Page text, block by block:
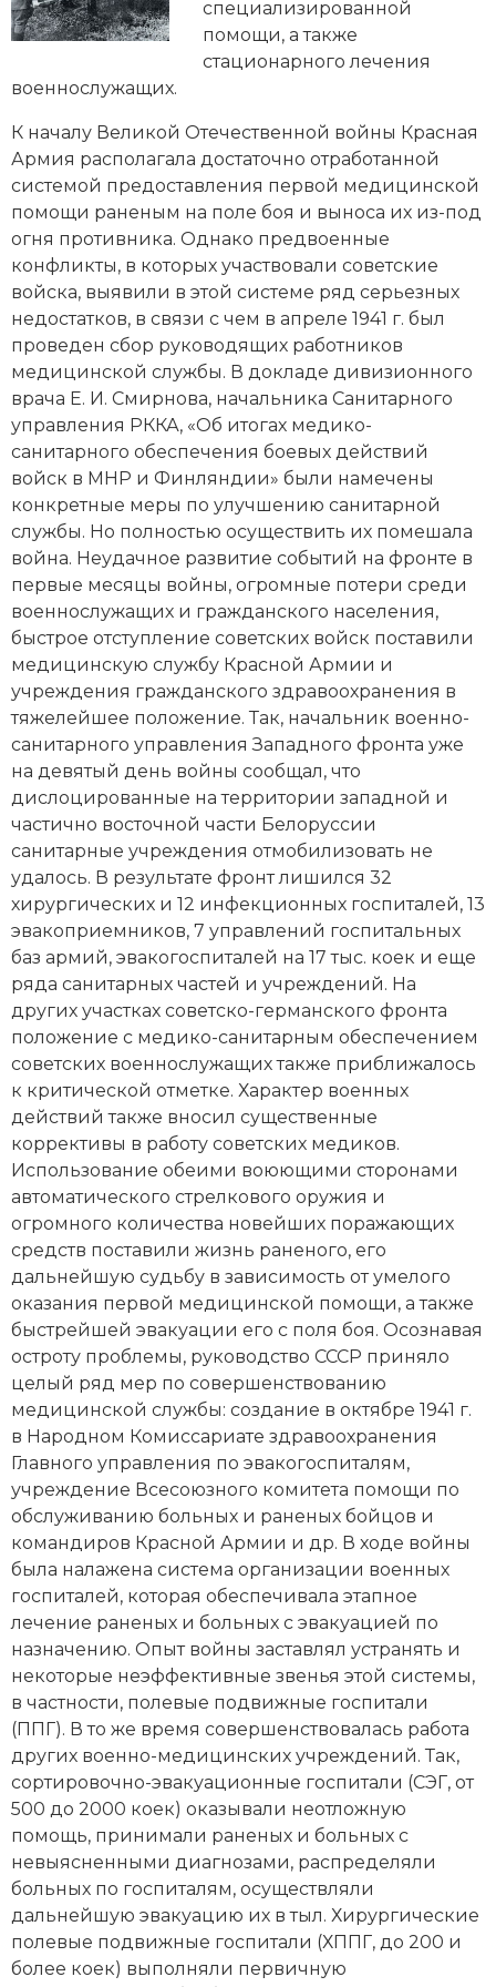
Генеалогия, геральдика
Государство и право
Империи
Историческая география и топонимика
История материальной и духовной культуры
История международных отношений
История, философия, теория и методология
исторического знания
Итория международных отношений
Латинская Америка
Новая история
Новейшая история
Нумизматика
Образование
Общественные объединения и организации
Политическая история
Революции и народные движения
Религия и церковь
Россия
Северная Америка
Социально-экономическая история
Специальные исторические дисциплины
СССР
Южная Америка
специализированной
помощи, а также
стационарного лечения
военнослужащих.
К началу Великой Отечественной войны Красная
Армия располагала достаточно отработанной
системой предоставления первой медицинской
помощи раненым на поле боя и выноса их из-под
огня противника. Однако предвоенные
конфликты, в которых участвовали советские
войска, выявили в этой системе ряд серьезных
недостатков, в связи с чем в апреле 1941 г. был
проведен сбор руководящих работников
медицинской службы. В докладе дивизионного
врача Е. И. Смирнова, начальника Санитарного
управления РККА, «Об итогах медико-
санитарного обеспечения боевых действий
войск в МНР и Финляндии» были намечены
конкретные меры по улучшению санитарной
службы. Но полностью осуществить их помешала
война. Неудачное развитие событий на фронте в
первые месяцы войны, огромные потери среди
военнослужащих и гражданского населения,
быстрое отступление советских войск поставили
медицинскую службу Красной Армии и
учреждения гражданского здравоохранения в
тяжелейшее положение. Так, начальник военно-
санитарного управления Западного фронта уже
на девятый день войны сообщал, что
дислоцированные на территории западной и
частично восточной части Белоруссии
санитарные учреждения отмобилизовать не
удалось. В результате фронт лишился 32
хирургических и 12 инфекционных госпиталей, 13
эвакоприемников, 7 управлений госпитальных
баз армий, эвакогоспиталей на 17 тыс. коек и еще
ряда санитарных частей и учреждений. На
других участках советско-германского фронта
положение с медико-санитарным обеспечением
советских военнослужащих также приближалось
к критической отметке. Характер военных
действий также вносил существенные
коррективы в работу советских медиков.
Использование обеими воюющими сторонами
автоматического стрелкового оружия и
огромного количества новейших поражающих
средств поставили жизнь раненого, его
дальнейшую судьбу в зависимость от умелого
оказания первой медицинской помощи, а также
быстрейшей эвакуации его с поля боя. Осознавая
остроту проблемы, руководство СССР приняло
целый ряд мер по совершенствованию
медицинской службы: создание в октябре 1941 г.
в Народном Комиссариате здравоохранения
Главного управления по эвакогоспиталям,
учреждение Всесоюзного комитета помощи по
обслуживанию больных и раненых бойцов и
командиров Красной Армии и др. В ходе войны
была налажена система организации военных
госпиталей, которая обеспечивала этапное
лечение раненых и больных с эвакуацией по
назначению. Опыт войны заставлял устранять и
некоторые неэффективные звенья этой системы,
в частности, полевые подвижные госпитали
(ППГ). В то же время совершенствовалась работа
других военно-медицинских учреждений. Так,
сортировочно-эвакуационные госпитали (СЭГ, от
500 до 2000 коек) оказывали неотложную
помощь, принимали раненых и больных с
невыясненными диагнозами, распределяли
больных по госпиталям, осуществляли
дальнейшую эвакуацию их в тыл. Хирургические
полевые подвижные госпитали (ХППГ, до 200 и
более коек) выполняли первичную